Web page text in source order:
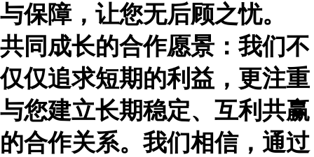
与保障，让您无后顾之忧。
共同成长的合作愿景：我们不
仅仅追求短期的利益，更注重
与您建立长期稳定、互利共赢
的合作关系。我们相信，通过